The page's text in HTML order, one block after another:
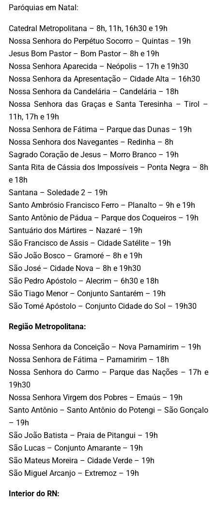
Paróquias em Natal:
Catedral Metropolitana – 8h, 11h, 16h30 e 19h
Nossa Senhora do Perpétuo Socorro – Quintas – 19h
Jesus Bom Pastor – Bom Pastor – 8h e 19h
Nossa Senhora Aparecida – Neópolis – 17h e 19h30
Nossa Senhora da Apresentação – Cidade Alta – 16h30
Nossa Senhora da Candelária – Candelária – 18h
Nossa Senhora das Graças e Santa Teresinha – Tirol –
11h, 17h e 19h
Nossa Senhora de Fátima – Parque das Dunas – 19h
Nossa Senhora dos Navegantes – Redinha – 8h
Sagrado Coração de Jesus – Morro Branco – 19h
Santa Rita de Cássia dos Impossíveis – Ponta Negra – 8h
e 18h
Santana – Soledade 2 – 19h
Santo Ambrósio Francisco Ferro – Planalto – 9h e 19h
Santo Antônio de Pádua – Parque dos Coqueiros – 19h
Santuário dos Mártires – Nazaré – 19h
São Francisco de Assis – Cidade Satélite – 19h
São João Bosco – Gramoré – 8h e 19h
São José – Cidade Nova – 8h e 19h30
São Pedro Apóstolo – Alecrim – 6h30 e 18h
São Tiago Menor – Conjunto Santarém – 19h
São Tomé Apóstolo – Conjunto Cidade do Sol – 19h30
Região Metropolitana:
Nossa Senhora da Conceição – Nova Parnamirim – 19h
Nossa Senhora de Fátima – Parnamirim – 18h
Nossa Senhora do Carmo – Parque das Nações – 17h e
19h30
Nossa Senhora Virgem dos Pobres – Emaús – 19h
Santo Antônio – Santo Antônio do Potengi – São Gonçalo
– 19h
São João Batista – Praia de Pitangui – 19h
São Lucas – Conjunto Amarante – 19h
São Mateus Moreira – Cidade Verde – 19h
São Miguel Arcanjo – Extremoz – 19h
Interior do RN: